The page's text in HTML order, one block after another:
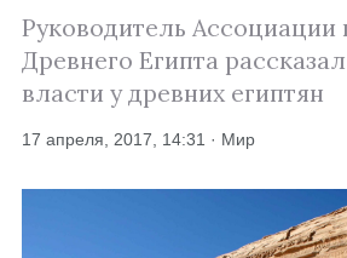
Руководитель Ассоциации
Древнего Египта
власти у древних египтян
17 апреля, 2017, 14:31 · Мир